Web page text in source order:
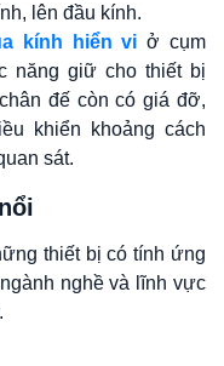
lên đầu kính.
kính hiển vi ở cụm
năng giữ cho thiết bị
đế còn có giá đỡ,
khiển khoảng cách
sát.
thiết bị có tính ứng
nghề và lĩnh vực